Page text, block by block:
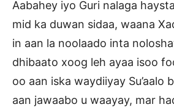
Aabahey iyo Guri nalaga
mid ka duwan sidaa, waana
in aan la noolaado inta
dhibaato xoog leh ayaa isoo
oo aan iska waydiiyay Su’aalo
aan jawaabo u waayay, mar